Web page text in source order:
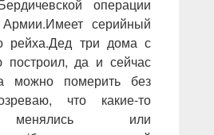
операции
серийный
рейха.Дед три дома с
да и сейчас
можно померить без
что какие-то
или